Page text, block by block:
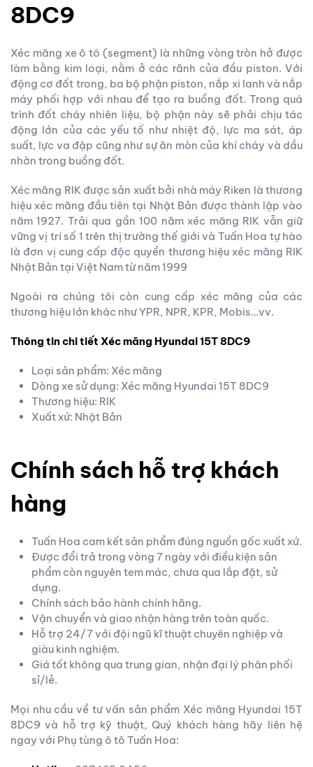
8DC9
Xéc măng xe ô tô (segment) là những vòng tròn hở được
làm bằng kim loại, nằm ở các rãnh của đầu piston. Với
động cơ đốt trong, ba bộ phận piston, nắp xi lanh và nắp
máy phối hợp với nhau để tạo ra buồng đốt. Trong quá
trình đốt cháy nhiên liệu, bộ phận này sẽ phải chịu tác
động lớn của các yếu tố như nhiệt độ, lực ma sát, áp
suất, lực va đập cũng như sự ăn mòn của khí cháy và dầu
nhờn trong buồng đốt.
Xéc măng RIK được sản xuất bởi nhà máy Riken là thương
hiệu xéc măng đầu tiên tại Nhật Bản được thành lập vào
năm 1927. Trải qua gần 100 năm xéc măng RIK vẫn giữ
vững vị trí số 1 trên thị trường thế giới và Tuấn Hoa tự hào
là đơn vị cung cấp độc quyền thương hiệu xéc măng RIK
Nhật Bản tại Việt Nam từ năm 1999
Ngoài ra chúng tôi còn cung cấp xéc măng của các
thương hiệu lớn khác như YPR, NPR, KPR, Mobis…vv.
Thông tin chi tiết Xéc măng Hyundai 15T 8DC9
Loại sản phẩm: Xéc măng
Dòng xe sử dụng: Xéc măng Hyundai 15T 8DC9
Thương hiệu: RIK
Xuất xứ: Nhật Bản
Chính sách hỗ trợ khách
hàng
Tuấn Hoa cam kết sản phẩm đúng nguồn gốc xuất xứ.
Được đổi trả trong vòng 7 ngày với điều kiện sản
phẩm còn nguyên tem mác, chưa qua lắp đặt, sử
dụng.
Chính sách bảo hành chính hãng.
Vận chuyển và giao nhận hàng trên toàn quốc.
Hỗ trợ 24/7 với đội ngũ kĩ thuật chuyên nghiệp và
giàu kinh nghiệm.
Giá tốt không qua trung gian, nhận đại lý phân phối
sỉ/lẻ.
Mọi nhu cầu về tư vấn sản phẩm Xéc măng Hyundai 15T
8DC9 và hỗ trợ kỹ thuật, Quý khách hàng hãy liên hệ
ngay với Phụ tùng ô tô Tuấn Hoa: